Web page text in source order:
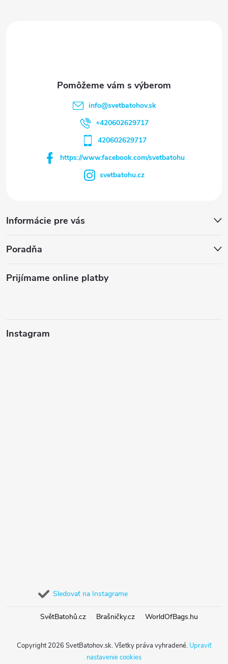
info@svetbatohov.sk
+420602629717
420602629717
https://www.facebook.com/svetbatohu
svetbatohu.cz
Informácie pre vás
Poradňa
Prijímame online platby
Instagram
Sledovať na Instagrame
SvětBatohů.cz Brašničky.cz WorldOfBags.hu
Copyright 2026 SvetBatohov.sk. Všetky práva vyhradené. Upraviť
nastavenie cookies